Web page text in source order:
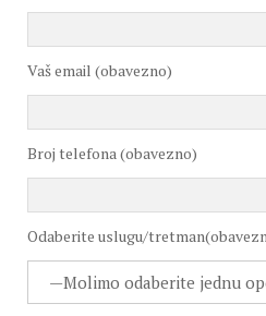
Vaš email (obavezno)
Broj telefona (obavezno)
Odaberite uslugu/